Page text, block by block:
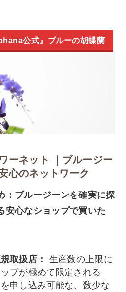
公式』ブルーの胡蝶蘭
ーネット ｜ ブルージー
心のネットワーク
：ブルージーンを確実に探
安心なショップで買いた
取扱店：
生産数の上限に
プが極めて限定される
を申し込み可能な、数少な